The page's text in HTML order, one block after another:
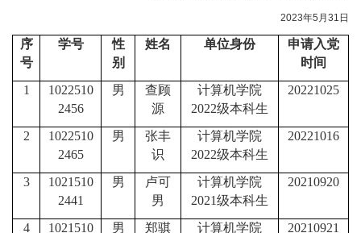
2023年5月31日
序
号
学号
性
别
姓名 单位身份
申请入党
时间
1
1022510
2456
男
查顾
源
计算机学院
2022级本科生
20221025
2
1022510
2465
男
张丰
识
计算机学院
2022级本科生
20221016
3
1021510
2441
男
卢可
男
计算机学院
2021级本科生
20210920
4 1021510 男 郑骐 计算机学院 20210921